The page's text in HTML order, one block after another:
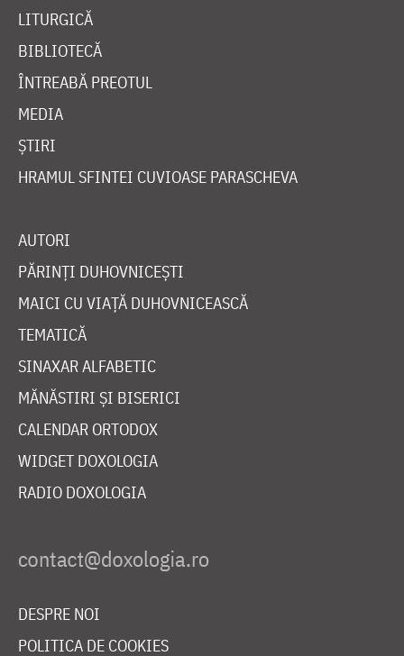
LITURGICĂ
BIBLIOTECĂ
ÎNTREABĂ PREOTUL
MEDIA
ȘTIRI
HRAMUL SFINTEI CUVIOASE PARASCHEVA
AUTORI
PĂRINȚI DUHOVNICEȘTI
MAICI CU VIAȚĂ DUHOVNICEASCĂ
TEMATICĂ
SINAXAR ALFABETIC
MĂNĂSTIRI ȘI BISERICI
CALENDAR ORTODOX
WIDGET DOXOLOGIA
RADIO DOXOLOGIA
DESPRE NOI
POLITICA DE COOKIES